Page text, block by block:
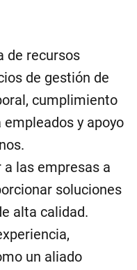
de recursos
de gestión de
cumplimiento
y apoyo
a las empresas a
soluciones
alta calidad.
un aliado